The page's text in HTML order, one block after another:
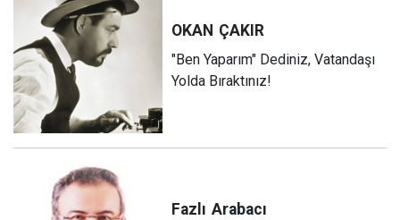
OKAN ÇAKIR
"Ben Yaparım" Dediniz, Vatandaşı
Yolda Bıraktınız!
Fazlı Arabacı